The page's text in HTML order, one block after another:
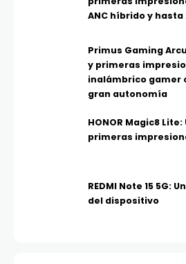
ANC híbrido y
Primus Gaming
y primeras
inalámbrico gamer
gran autonomía
HONOR Magic8
primeras
REDMI Note 15 5G:
del dispositivo